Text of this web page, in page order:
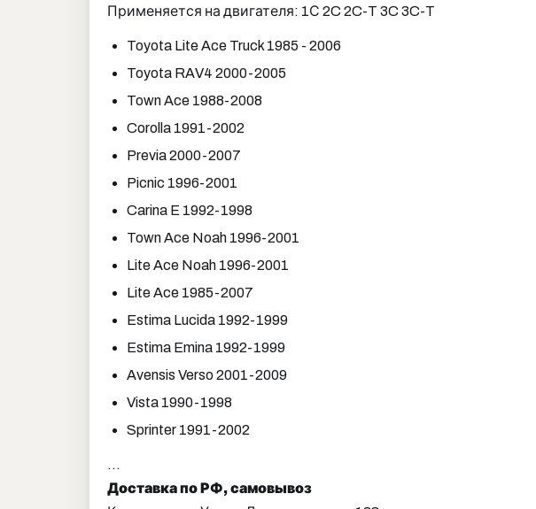
Применяется на двигателя: 1С 2C 2C-T 3C 3C-T
Toyota Lite Ace Truck 1985 - 2006
Toyota RAV4 2000-2005
Town Ace 1988-2008
Corolla 1991-2002
Previa 2000-2007
Picnic 1996-2001
Carina E 1992-1998
Town Ace Noah 1996-2001
Lite Ace Noah 1996-2001
Lite Ace 1985-2007
Estima Lucida 1992-1999
Estima Emina 1992-1999
Avensis Verso 2001-2009
Vista 1990-1998
Sprinter 1991-2002
...
Доставка по РФ, самовывоз